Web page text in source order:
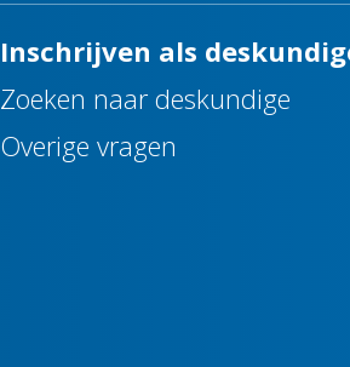
Inschrijven als
Zoeken naar deskundige
Overige vragen